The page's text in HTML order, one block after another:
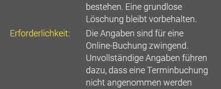
bestehen. Eine grundlose
Löschung bleibt vorbehalten.
Erforderlichkeit:
Die Angaben sind für eine
Online-Buchung zwingend.
Unvollständige Angaben führen
dazu, dass eine Terminbuchung
nicht angenommen werden